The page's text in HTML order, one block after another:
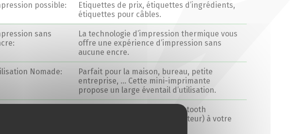
possible:
Etiquettes de prix, étiquettes d’ingrédients,
étiquettes pour câbles.
sans
La technologie d’impression thermique vous
offre une expérience d’impression sans
aucune encre.
Nomade:
Parfait pour la maison, bureau, petite
entreprise, … Cette mini-imprimante
propose un large éventail d’utilisation.
Connectez votre appareil Bluetooth
(téléphone, tablette ou ordinateur) à votre